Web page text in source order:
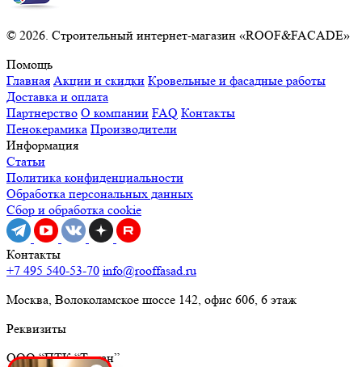
© 2026. Строительный интернет-магазин «ROOF&FACADE»
Помощь
Главная Акции и скидки Кровельные и фасадные работы
Доставка и оплата
Партнерство О компании FAQ Контакты
Пенокерамика Производители
Информация
Статьи
Политика конфиденциальности
Обработка персональных данных
Сбор и обработка cookie
Контакты
+7 495 540-53-70 info@rooffasad.ru
Москва, Волоколамское шоссе 142, офис 606, 6 этаж
Реквизиты
ООО “ПТК “Титан”